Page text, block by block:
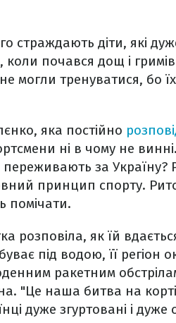
страждають діти, які
коли почався дощ і
могли тренуватися, бо
яка постійно
ні в чому не
за Україну?
принцип спорту.
помічати.
розповіла, як їй
під водою, її регіон
ракетним
"Це наша битва на
дуже згуртовані і дуже